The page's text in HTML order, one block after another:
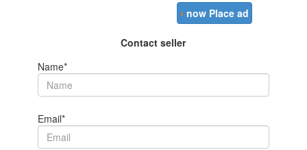
› now Place ad
Contact seller
Name*
Email*